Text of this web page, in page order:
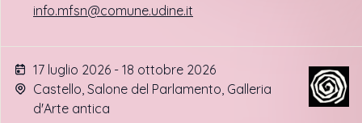
info.mfsn@comune.udine.it
17 luglio 2026 - 18 ottobre 2026
Castello, Salone del Parlamento, Galleria
d'Arte antica